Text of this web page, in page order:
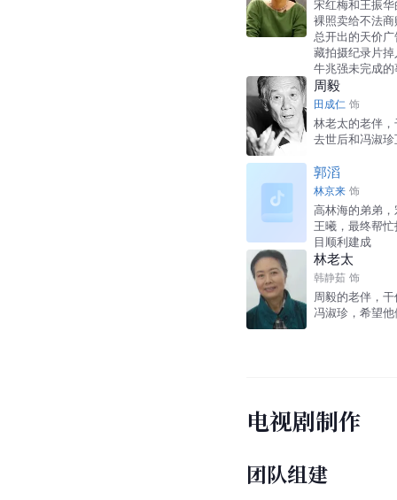
宋红梅和王振
裸照卖给不法
总开出的天价
藏拍摄纪录片
牛兆强未完成的
周毅
田成仁 饰
林老太的老伴
去世后和冯淑
郭滔
林京来 饰
高林海的弟弟
王曦，最终帮
目顺利建成
林老太
韩静茹 饰
周毅的老伴，
冯淑珍，希望
电视剧制作
团队组建